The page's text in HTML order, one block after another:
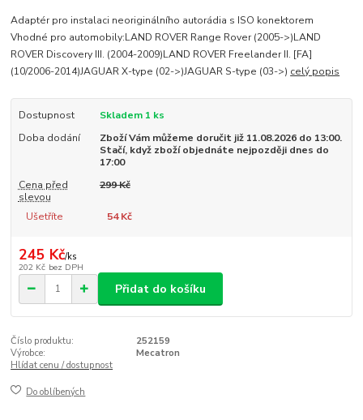
Adaptér pro instalaci neoriginálního autorádia s ISO konektorem
Vhodné pro automobily:LAND ROVER Range Rover (2005->)LAND
ROVER Discovery III. (2004-2009)LAND ROVER Freelander II. [FA]
(10/2006-2014)JAGUAR X-type (02->)JAGUAR S-type (03->) celý popis
Dostupnost
Skladem 1 ks
Doba dodání
Zboží Vám můžeme doručit již 11.08.2026 do 13:00.
Stačí, když zboží objednáte nejpozději dnes do
17:00
Cena před
slevou
299 Kč
Ušetříte 54 Kč
245 Kč/ks
202 Kč bez DPH
Přidat do košíku
Číslo produktu:
252159
Výrobce:
Mecatron
Hlídat cenu / dostupnost
Do oblíbených